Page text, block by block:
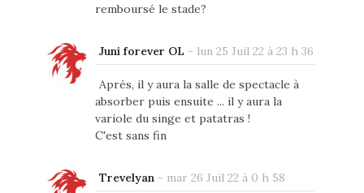
remboursé le stade?
Juni forever OL - lun 25 Juil 22 à 23 h 36
Après, il y aura la salle de spectacle à
absorber puis ensuite ... il y aura la
variole du singe et patatras !
C'est sans fin
Trevelyan - mar 26 Juil 22 à 0 h 58